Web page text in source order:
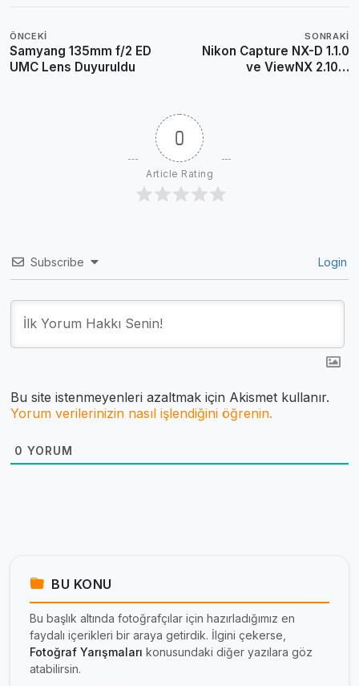
ÖNCEKI
Samyang 135mm f/2 ED
UMC Lens Duyuruldu
SONRAKI
Nikon Capture NX-D 1.1.0
ve ViewNX 2.10.3
0
Article Rating
Subscribe Login
Bu site istenmeyenleri azaltmak için Akismet kullanır.
Yorum verilerinizin nasıl işlendiğini öğrenin.
0 YORUM
BU KONU
Bu başlık altında fotoğrafçılar için hazırladığımız en
faydalı içerikleri bir araya getirdik. İlgini çekerse,
Fotoğraf Yarışmaları konusundaki diğer yazılara göz
atabilirsin.